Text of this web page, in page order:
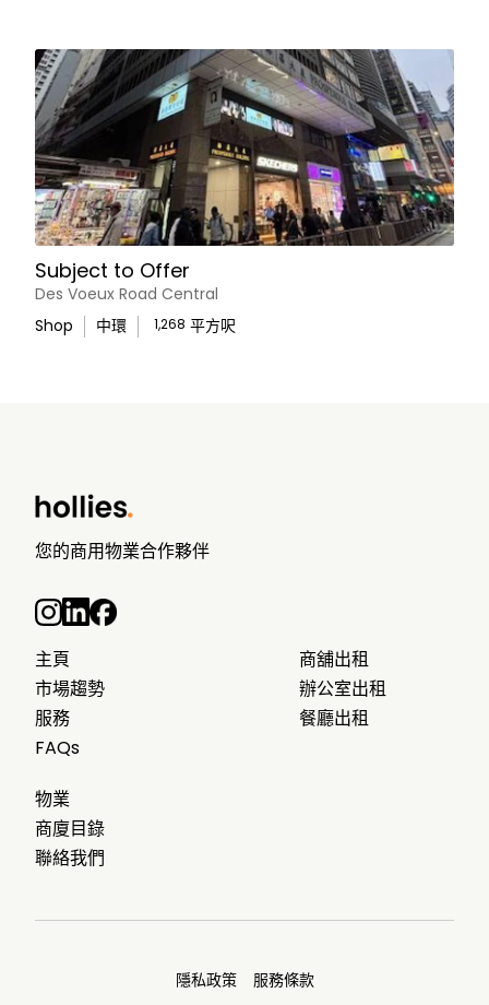
Subject to Offer
Des Voeux Road Central
Shop
中環 1,268 平方呎
您的商用物業合作夥伴
主頁
市場趨勢
服務
FAQs
商舖出租
辦公室出租
餐廳出租
物業
商廈目錄
聯絡我們
隱私政策
服務條款